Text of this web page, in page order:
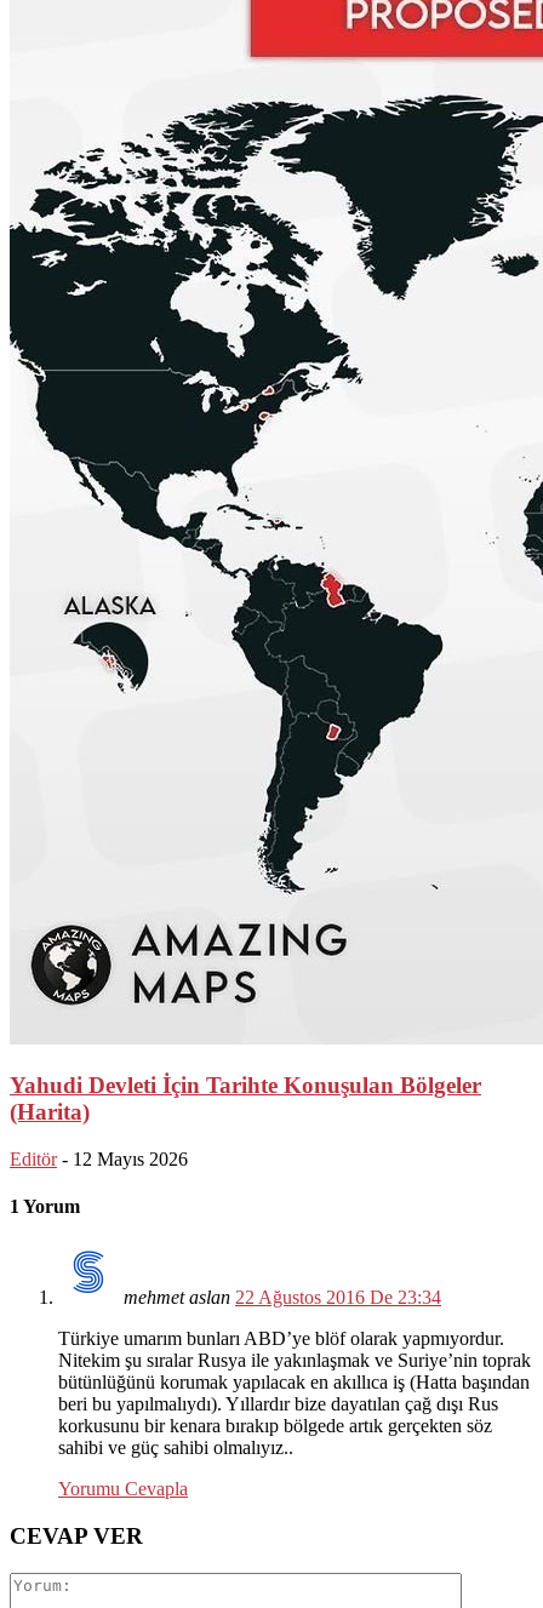
Yahudi Devleti İçin Tarihte Konuşulan Bölgeler
(Harita)
Editör - 12 Mayıs 2026
1 Yorum
mehmet aslan 22 Ağustos 2016 De 23:34
Türkiye umarım bunları ABD’ye blöf olarak yapmıyordur.
Nitekim şu sıralar Rusya ile yakınlaşmak ve Suriye’nin toprak
bütünlüğünü korumak yapılacak en akıllıca iş (Hatta başından
beri bu yapılmalıydı). Yıllardır bize dayatılan çağ dışı Rus
korkusunu bir kenara bırakıp bölgede artık gerçekten söz
sahibi ve güç sahibi olmalıyız..
Yorumu Cevapla
CEVAP VER